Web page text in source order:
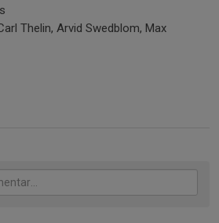
Thelin, Arvid Swedblom, Max